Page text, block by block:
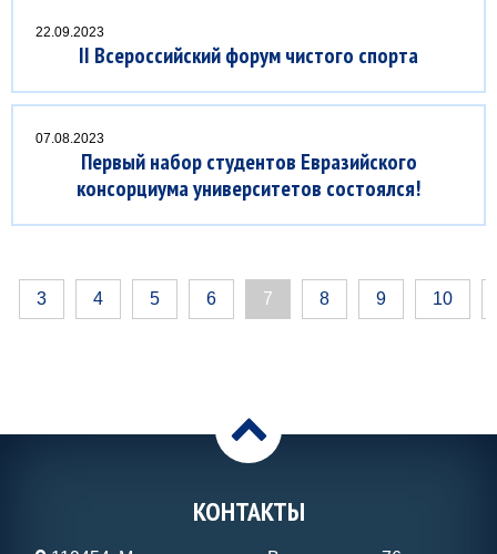
22.09.2023
II Всероссийский форум чистого спорта
07.08.2023
Первый набор студентов Евразийского
консорциума университетов состоялся!
3 4 5 6 7 8 9 10
>
КОНТАКТЫ